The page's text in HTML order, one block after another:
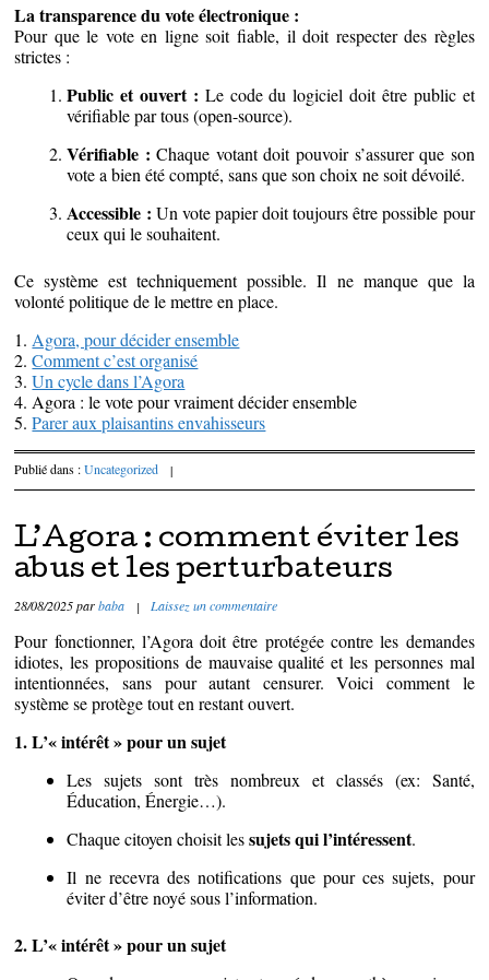
La transparence du vote électronique :
Pour que le vote en ligne soit fiable, il doit respecter des règles
strictes :
Public et ouvert : Le code du logiciel doit être public et
vérifiable par tous (open-source).
Vérifiable : Chaque votant doit pouvoir s’assurer que son
vote a bien été compté, sans que son choix ne soit dévoilé.
Accessible : Un vote papier doit toujours être possible pour
ceux qui le souhaitent.
Ce système est techniquement possible. Il ne manque que la
volonté politique de le mettre en place.
1. Agora, pour décider ensemble
2.Comment c’est organisé
3.Un cycle dans l’Agora
4. Agora : le vote pour vraiment décider ensemble
5.Parer aux plaisantins envahisseurs
Publié dans :Uncategorized |
L’Agora : comment éviter les
abus et les perturbateurs
28/08/2025parbaba | Laissez un commentaire
Pour fonctionner, l’Agora doit être protégée contre les demandes
idiotes, les propositions de mauvaise qualité et les personnes mal
intentionnées, sans pour autant censurer. Voici comment le
système se protège tout en restant ouvert.
1. L’« intérêt » pour un sujet
Les sujets sont très nombreux et classés (ex: Santé,
Éducation, Énergie…).
Chaque citoyen choisit lessujets qui l’intéressent.
Il ne recevra des notifications que pour ces sujets, pour
éviter d’être noyé sous l’information.
2. L’« intérêt » pour un sujet